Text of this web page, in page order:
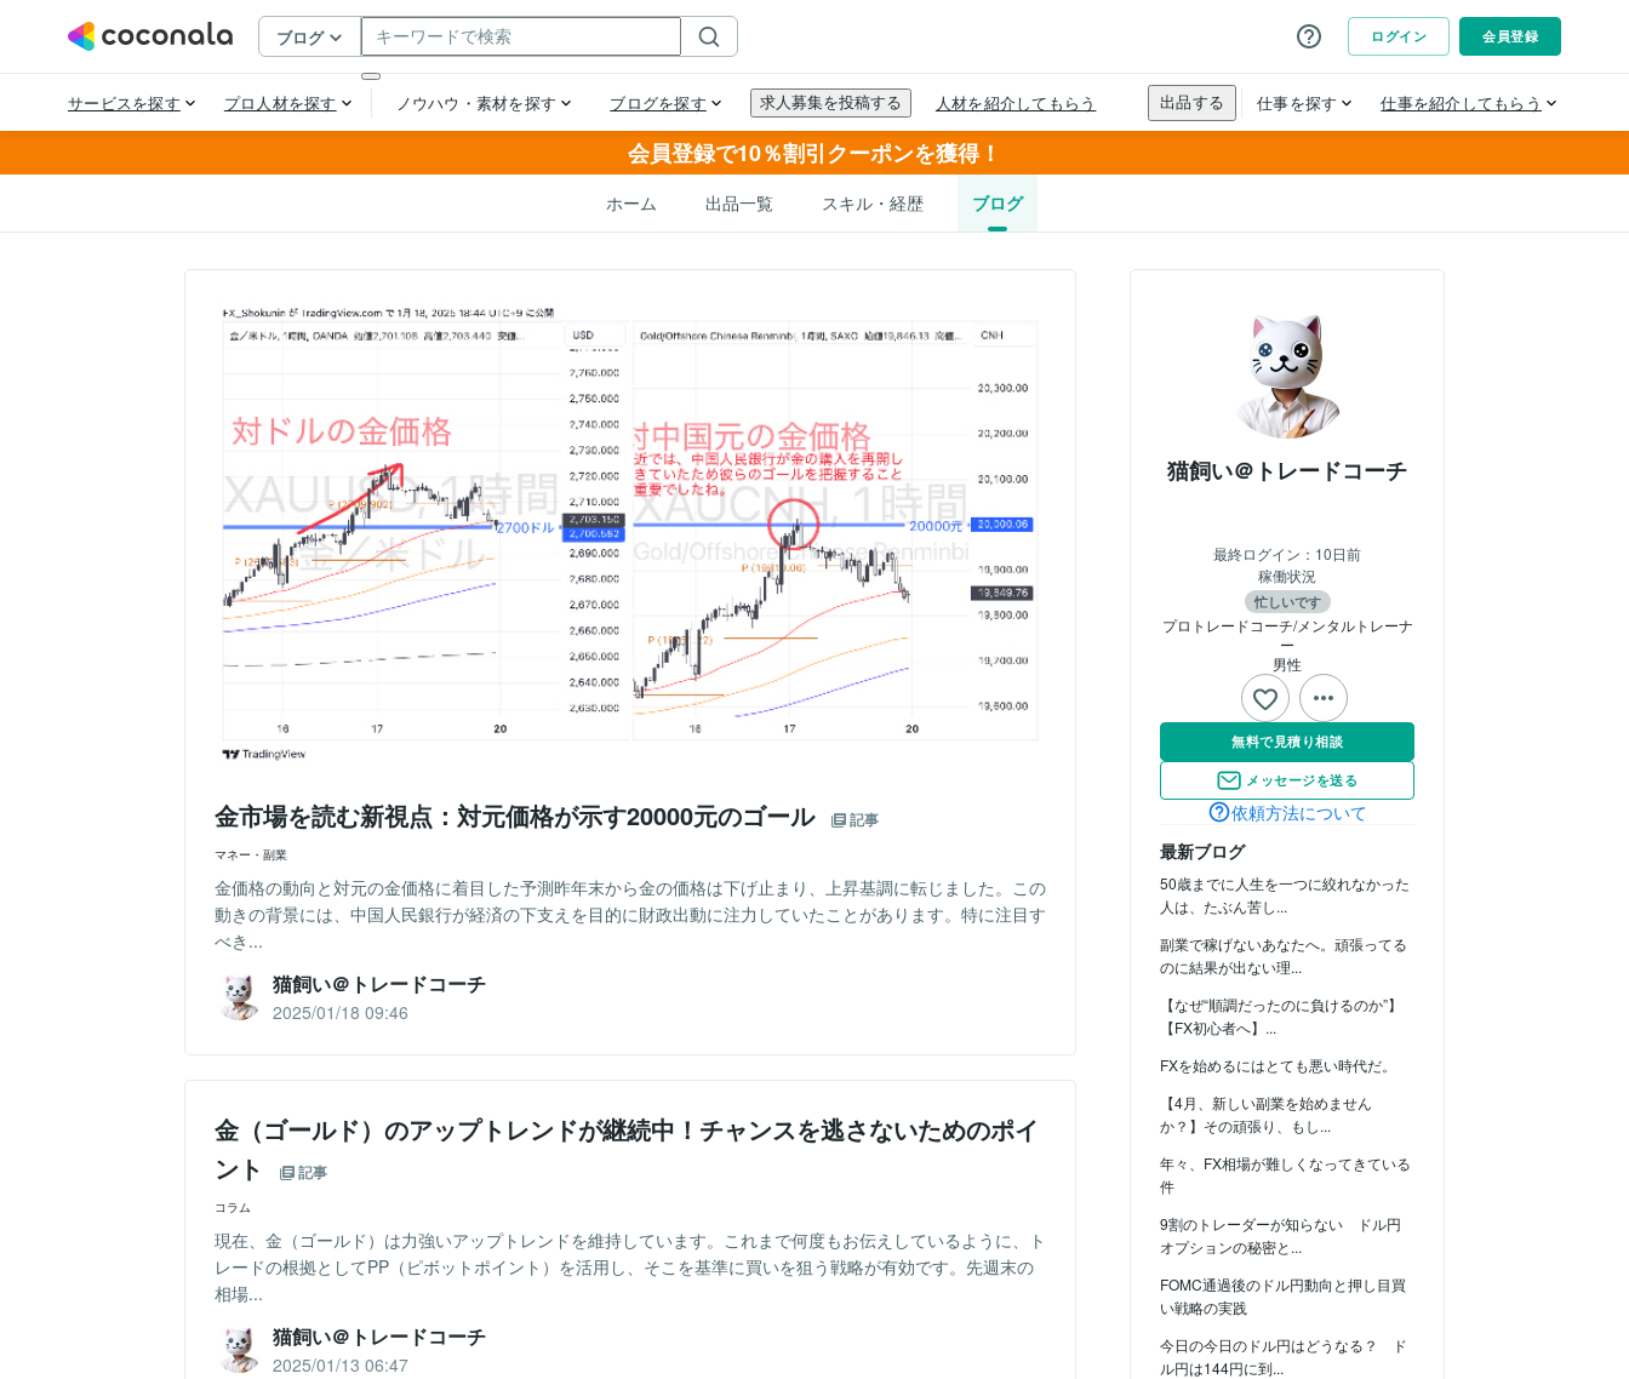
会員登録で10％割引クーポンを獲得！
ホーム 出品一覧 スキル・経歴 ブログ
猫飼い＠トレードコーチ
最終ログイン： 10日前
稼働状況
忙しいです
プロトレードコーチ/メンタルトレーナ
ー
男性
無料で見積り相談
メッセージを送る
依頼方法について
最新ブログ
50歳までに人生を一つに絞れなかった
人は、たぶん苦し...
副業で稼げないあなたへ。頑張ってる
のに結果が出ない理...
【なぜ“順調だったのに負けるのか”】
【FX初心者へ】...
FXを始めるにはとても悪い時代だ。
【4月、新しい副業を始めません
か？】その頑張り、もし...
年々、FX相場が難しくなってきている
件
9割のトレーダーが知らない ドル円
オプションの秘密と...
FOMC通過後のドル円動向と押し目買
い戦略の実践
今日の今日のドル円はどうなる？ ド
ル円は144円に到...
金市場を読む新視点：対元価格が示す20000元のゴール 記事
マネー・副業
金価格の動向と対元の金価格に着目した予測昨年末から金の価格は下げ止まり、上昇基調に転じました。この
動きの背景には、中国人民銀行が経済の下支えを目的に財政出動に注力していたことがあります。特に注目す
べき...
猫飼い＠トレードコーチ
2025/01/18 09:46
金（ゴールド）のアップトレンドが継続中！チャンスを逃さないためのポイ
ント
記事
コラム
現在、金（ゴールド）は力強いアップトレンドを維持しています。これまで何度もお伝えしているように、ト
レードの根拠としてPP（ピボットポイント）を活用し、そこを基準に買いを狙う戦略が有効です。先週末の
相場...
猫飼い＠トレードコーチ
2025/01/13 06:47